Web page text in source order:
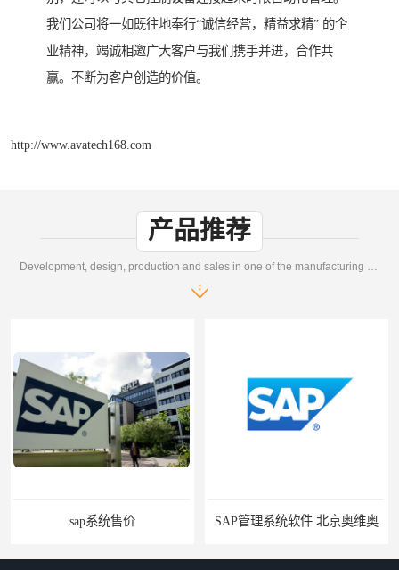
我们公司将一如既往地奉行“诚信经营，精益求精” 的企
业精神，竭诚相邀广大客户与我们携手并进，合作共
赢。不断为客户创造的价值。
http://www.avatech168.com
产品推荐
sap系统售价 SAP管理系统软件 北京奥维奥